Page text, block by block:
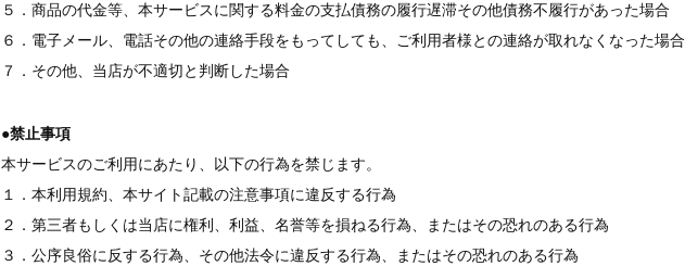
５．商品の代金等、本サービスに関する料金の支払債務の履行遅滞その他債務不履行があった場合
６．電子メール、電話その他の連絡手段をもってしても、ご利用者様との連絡が取れなくなった場合
７．その他、当店が不適切と判断した場合
●禁止事項
本サービスのご利用にあたり、以下の行為を禁じます。
１．本利用規約、本サイト記載の注意事項に違反する行為
２．第三者もしくは当店に権利、利益、名誉等を損ねる行為、またはその恐れのある行為
３．公序良俗に反する行為、その他法令に違反する行為、またはその恐れのある行為